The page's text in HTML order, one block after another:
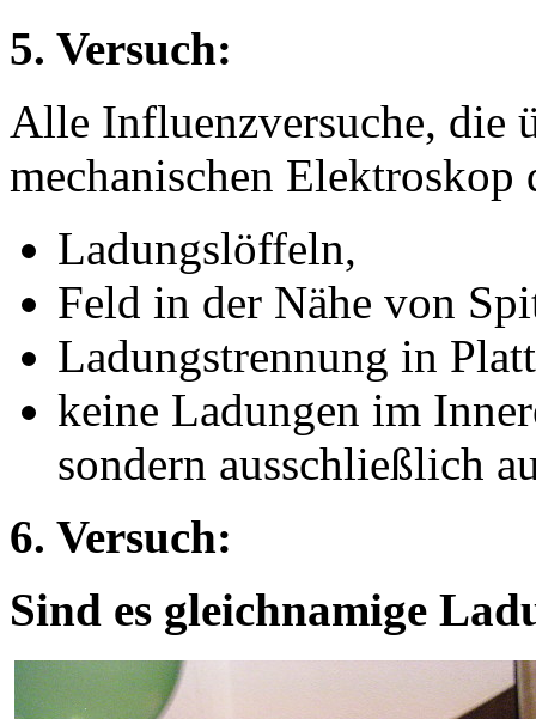
5. Versuch:
Alle Influenzversuche, die
mechanischen
Ladungslöffeln,
Feld in der Nähe von
Ladungstrennung in
keine Ladungen im
sondern ausschließlich
6. Versuch:
Sind es gleichnamige